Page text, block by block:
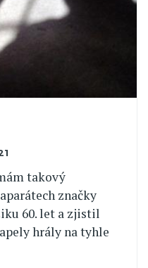
takový
značky
60. let a zjistil
hrály na tyhle